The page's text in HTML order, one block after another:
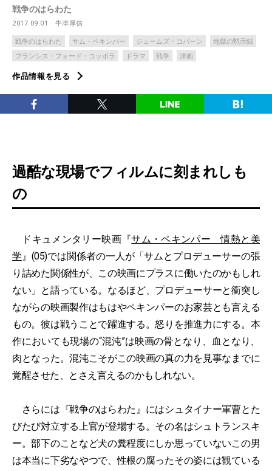
戦争のはらわた
2017.09.01 牛津厚信
戦争のはらわた サム・ペキンパー ジェームズ・コバーン
地獄の黙示録
フランシス・フォード・コッポラ
ドラマ 戦争 洋画
作品情報を見る
過酷な現場でフィルムに刻まれしも
の
ドキュメンタリー映画『サム・ペキンパー 情熱と美
学』(05)では関係者の一人が「サムとプロデューサーの張
り詰めた関係性が、この映画にプラスに働いたのかもしれ
ない」と語っている。なるほど、プロデューサーと衝突し
ながらの映画製作はもはやペキンパーのお家芸とも言える
もの。彼は戦うことで躍進する。怒りを推進力にする。本
作においても現場の“混沌”は映画の骨となり、血となり、
肉となった。混沌こそがこの映画の真の力を見事なまでに
覚醒させた、とさえ言えるのかもしれない。
さらには『戦争のはらわた』にはシュタイナー軍曹とた
びたび対立する上官が登場する。その名はシュトランスキ
ー。部下のことなど犬の糞程度にしか思っていないこの男
は本当に下劣なやつで、性根の腐ったその姿には観ている